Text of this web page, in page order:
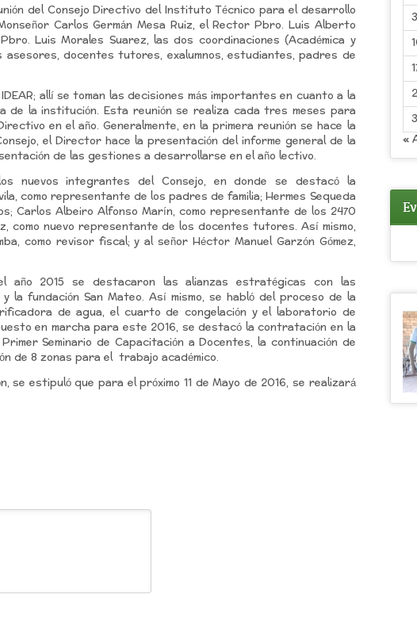
del Consejo Directivo del Instituto Técnico para el desarrollo
Carlos Germán Mesa Ruiz, el Rector Pbro. Luis Alberto
Luis Morales Suarez, las dos coordinaciones (Académica y
docentes tutores, exalumnos, estudiantes, padres de
allí se toman las decisiones más importantes en cuanto a la
de la institución. Esta reunión se realiza cada tres meses para
en el año. Generalmente, en la primera reunión se hace la
el Director hace la presentación del informe general de la
de las gestiones a desarrollarse en el año lectivo.
nuevos integrantes del Consejo, en donde se destacó la
como representante de los padres de familia; Hermes Sequeda
Carlos Albeiro Alfonso Marín, como representante de los 2470
como nuevo representante de los docentes tutores. Así mismo,
como revisor fiscal; y al señor Héctor Manuel Garzón Gómez,
año 2015 se destacaron las alianzas estratégicas con las
la fundación San Mateo. Así mismo, se habló del proceso de la
de agua, el cuarto de congelación y el laboratorio de
en marcha para este 2016, se destacó la contratación en la
Seminario de Capacitación a Docentes, la continuación de
de 8 zonas para el trabajo académico.
se estipuló que para el próximo 11 de Mayo de 2016, se realizará
3
«